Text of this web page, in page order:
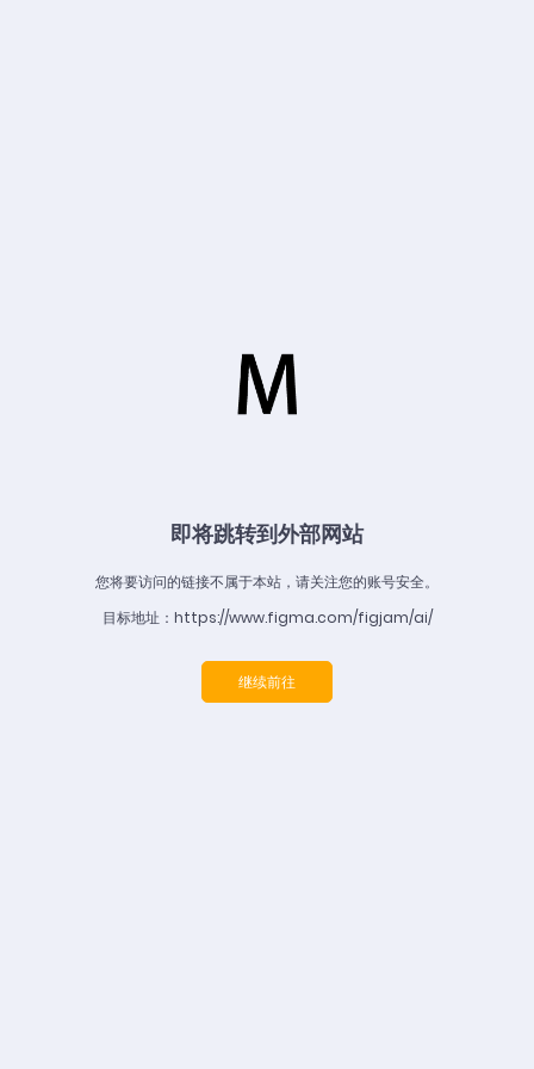
即将跳转到外部网站
您将要访问的链接不属于本站，请关注您的账号安全。
目标地址：https://www.figma.com/figjam/ai/
继续前往